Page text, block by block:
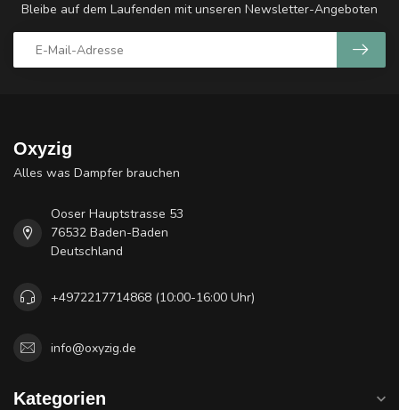
Bleibe auf dem Laufenden mit unseren Newsletter-Angeboten
Oxyzig
Alles was Dampfer brauchen
Ooser Hauptstrasse 53
76532 Baden-Baden
Deutschland
+4972217714868 (10:00-16:00 Uhr)
info@oxyzig.de
Kategorien